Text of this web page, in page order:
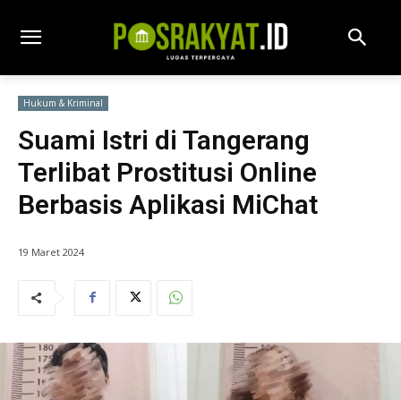
Hukum & Kriminal
Suami Istri di Tangerang
Terlibat Prostitusi Online
Berbasis Aplikasi MiChat
19 Maret 2024